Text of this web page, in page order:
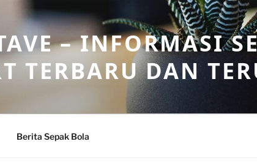
– INFORMASI
TERBARU DAN
Berita Sepak Bola